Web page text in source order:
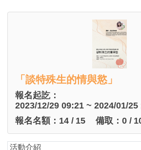
「談特殊生的情與慾」
報名起訖：
2023/12/29 09:21 ~ 2024/01/25
報名名額： 14 / 15 備取： 0 /
活動介紹